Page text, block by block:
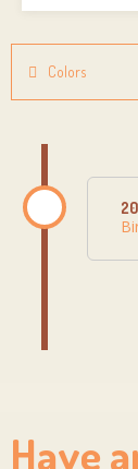
Colors
Have